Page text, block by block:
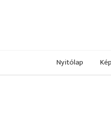
Nyitólap